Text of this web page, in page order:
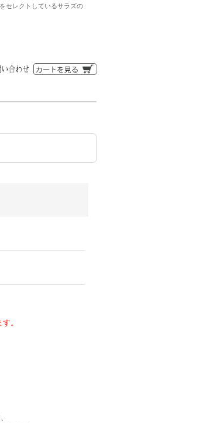
セレクトしているサラズの
。